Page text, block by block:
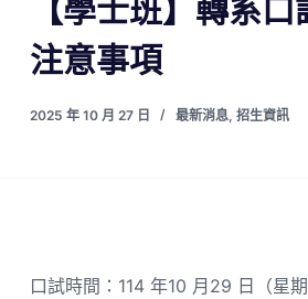
【學士班】轉系
注意事項
2025 年 10 月 27 日 最新消息, 招生資訊
口試時間：114 年10 月29 日（星